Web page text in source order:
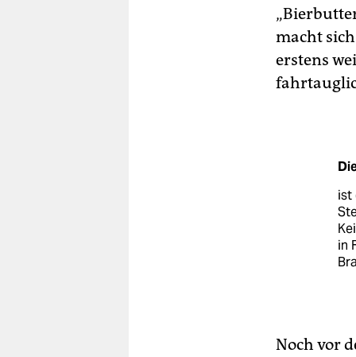
macht
erstens
ist
in
Noch vor